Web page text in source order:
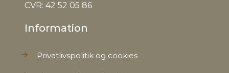
CVR: 42 52 05 86
Information
Privatlivspolitik og cookies